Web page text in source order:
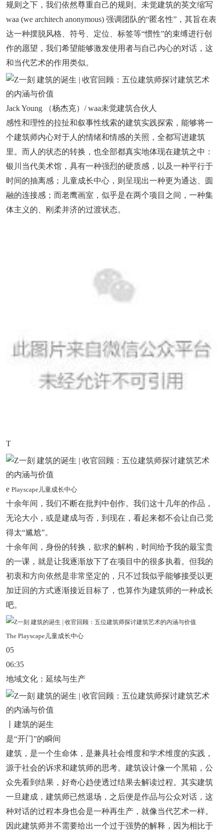
规则之下，我们依然尊重自己的规则。未觉建筑的英文缩写
waa (we architech anonymous) 强调团队的“匿名性”，其旨在表
达一种摆脱风格、符号、定位、标签等“惯性”的束缚进行创
作的愿望，我们希望能够激发使用者与自己内心的对话，这
和当代艺术的作用类似。
Jack Young （杨杰克）/ waa未觉建筑合伙人
感性和理性的拉扯和叙事性线索的建筑实践探索，能够将一
个建筑师内心对于人的情绪和情感的关照，全都写进建筑
里。而人的状态的转换，也全部都真实地体现在建筑之中：
银川当代美术馆，具有一种强烈的硬质感，以及一种平行于
时间的抽离感；儿童成长中心，则呈现出一种更为通达、圆
融的连接感；而老鹰画室，似乎是在两个项目之间，一种集
体主义的、刚柔并济的过渡状态。
T
e Playscape儿童成长中心
十余年间，我们不断在批判中创作。我们这十几年的作品，
无论大小，或是建成与否，到现在，看起来都不会让自己觉
得太“尴尬”。
十余年间，身份的转换，欲求的解构，时间给予我的最宝贵
的一课，就是让我逐渐放下了在项目中的很多执着。但我的
初衷和方向依然是非常坚定的，只不过我似乎能够接受以更
加迂回的方式逐渐接近目标了，也算作为建筑师的一种成长
吧。
The Playscape儿童成长中心
05
06:35
地域文化：延续与生产
丨建筑的诞生
是“开门”的瞬间
建筑，是一个生命体，是兼具社会维度和学术维度的实践，
源于社会的诉求和建筑师的思考。建筑设计像一个黑箱，公
众先看到结果，好奇心趋使透过结果去解读过程。其实建筑
一旦建成，建筑师已然退场，之后便是作品与公众对话，这
种对话的过程本身也会是一种再生产，就像当代艺术一样。
因此建筑师并不需要给出一个过于强势的解释，因为相比于